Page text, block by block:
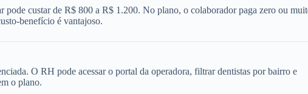
pode custar de R$ 800 a R$ 1.200. No plano, o colaborador paga zero ou
benefício é vantajoso.
O RH pode acessar o portal da operadora, filtrar dentistas por bairro e
o plano.